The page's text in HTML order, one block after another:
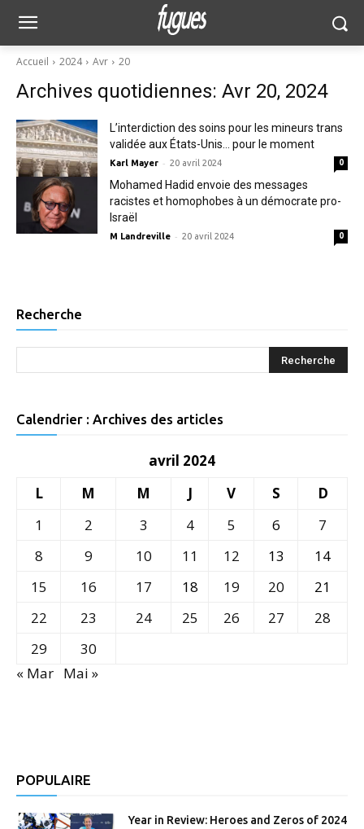
Accueil 2024 Avr 20
Archives quotidiennes: Avr 20, 2024
L’interdiction des soins pour les mineurs trans
validée aux États-Unis… pour le moment
Karl Mayer - 20 avril 2024 0
Mohamed Hadid envoie des messages
racistes et homophobes à un démocrate pro-
Israël
M Landreville - 20 avril 2024 0
Recherche
Calendrier : Archives des articles
avril 2024
L
M M J V S
D
1
2 3 4 5 6
7
8
9 10 11 12 13
14
15
16 17 18 19 20
21
22
23 24 25 26 27
28
29
30
« Mar Mai »
POPULAIRE
Year in Review: Heroes and Zeros of 2024